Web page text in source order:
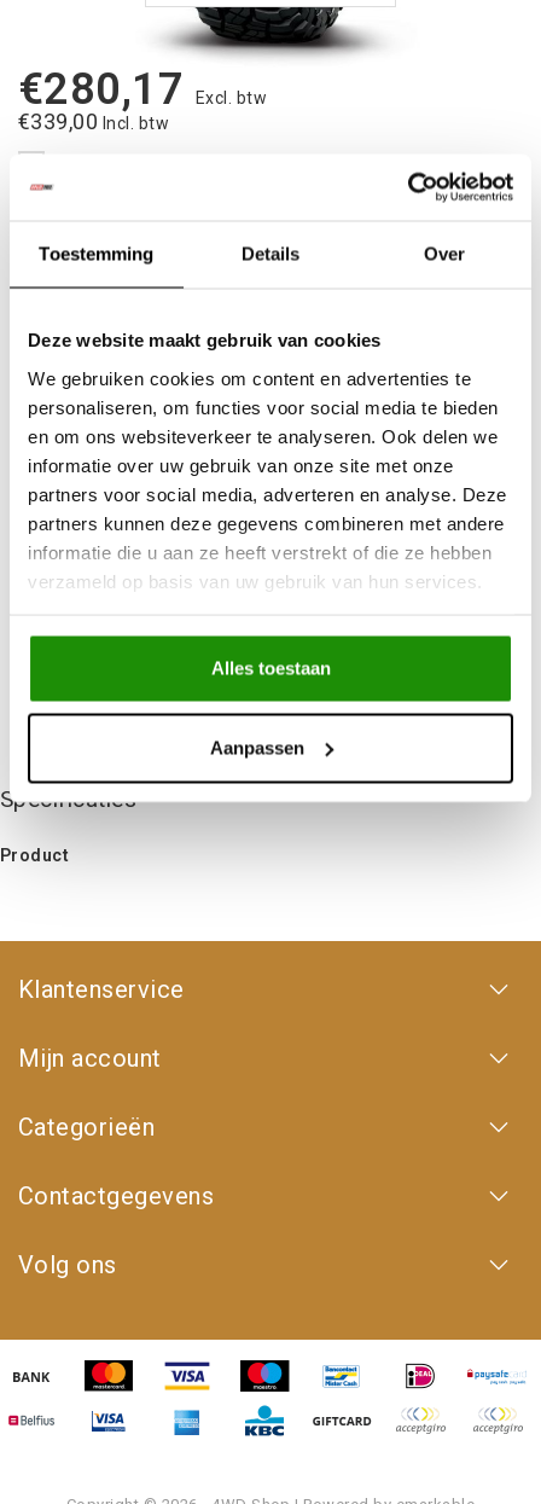
Toestemming Details Over
Deze website maakt gebruik van cookies
We gebruiken cookies om content en advertenties te
personaliseren, om functies voor social media te bieden
en om ons websiteverkeer te analyseren. Ook delen we
informatie over uw gebruik van onze site met onze
partners voor social media, adverteren en analyse. Deze
partners kunnen deze gegevens combineren met andere
informatie die u aan ze heeft verstrekt of die ze hebben
verzameld op basis van uw gebruik van hun services.
Alles toestaan
Aanpassen
€280,17 Excl. btw
€339,00 Incl. btw
Toevoegen aan winkelwagen
Aan verlanglijst toevoegen
Betaalbare
kwalitatieve producten
Uit voorraadleverbaar
Advies nodig?Bel ons op +32 (0)89203068
Verzending doorheel Europa
+500nieuwe producten
Specificaties
Product
Klantenservice
Mijn account
Categorieën
Contactgegevens
Volg ons